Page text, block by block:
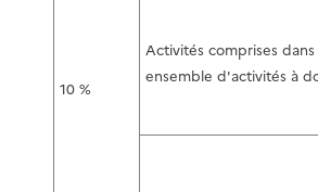
10 %
Activités comprises
ensemble d'activités à